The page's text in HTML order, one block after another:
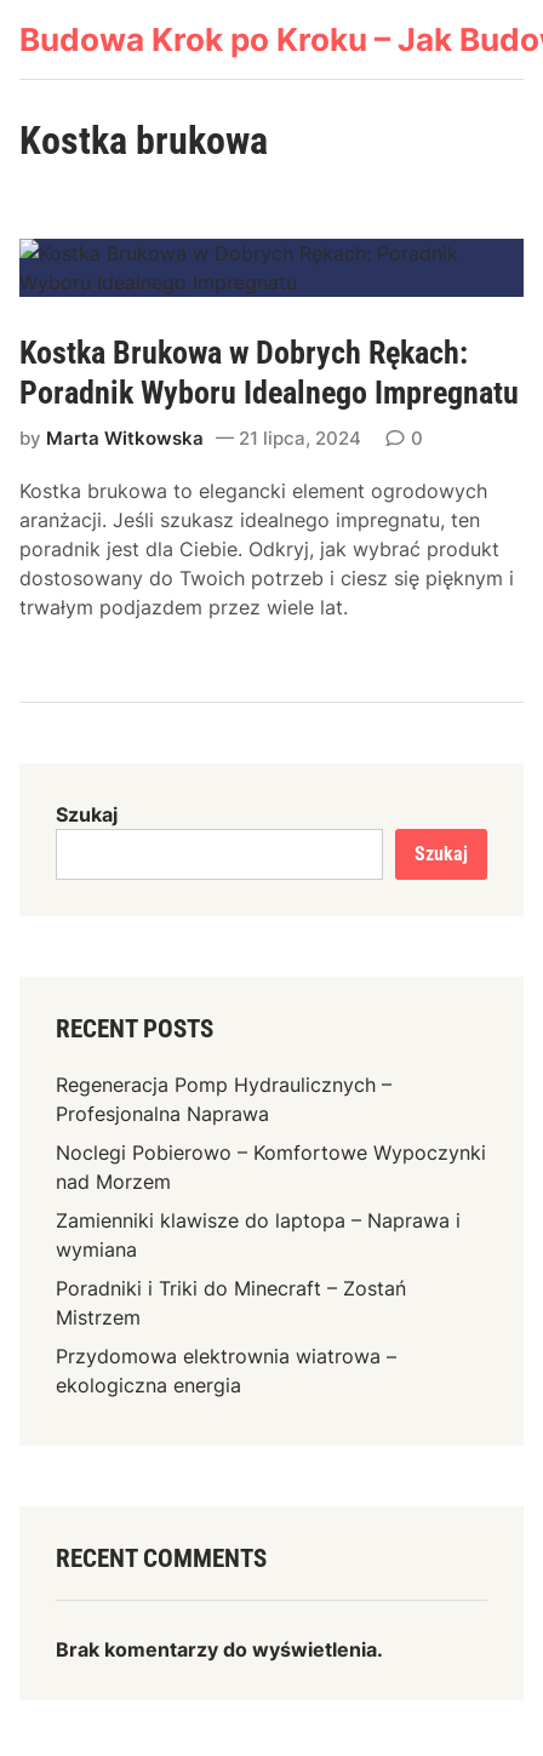
Budowa Krok po Kroku – Jak
Kostka brukowa
Kostka Brukowa w Dobrych Rękach:
Poradnik Wyboru Idealnego Impregnatu
by Marta Witkowska 21 lipca, 2024 0
Kostka brukowa to elegancki element ogrodowych
aranżacji. Jeśli szukasz idealnego impregnatu, ten
poradnik jest dla Ciebie. Odkryj, jak wybrać produkt
dostosowany do Twoich potrzeb i ciesz się pięknym i
trwałym podjazdem przez wiele lat.
Szukaj
Szukaj
RECENT POSTS
Regeneracja Pomp Hydraulicznych –
Profesjonalna Naprawa
Noclegi Pobierowo – Komfortowe Wypoczynki
nad Morzem
Zamienniki klawisze do laptopa – Naprawa i
wymiana
Poradniki i Triki do Minecraft – Zostań
Mistrzem
Przydomowa elektrownia wiatrowa –
ekologiczna energia
RECENT COMMENTS
Brak komentarzy do wyświetlenia.